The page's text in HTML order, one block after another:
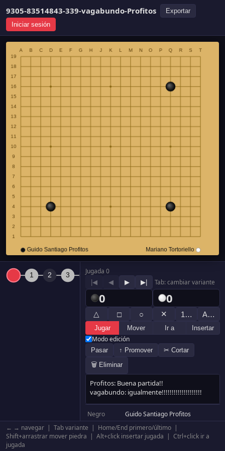
9305-83514843-339-vagabundo-Profitos
Exportar
Iniciar sesión
Jugada 0
|◀ ◀ ▶ ▶| Tab: cambiar variante
0 0
△ □ ○ ✕ 1… A…
Jugar Mover Ir a Insertar
Modo edición
Pasar ↑ Promover
✂ Cortar
🗑 Eliminar
Negro
Guido Santiago Profitos
Blanco
Mariano Tortoriello
Resultado
Negro +9.5
← → navegar | Tab variante | Home/End primero/último |
Shift+arrastrar mover piedra | Alt+click insertar jugada | Ctrl+click ir a
jugada